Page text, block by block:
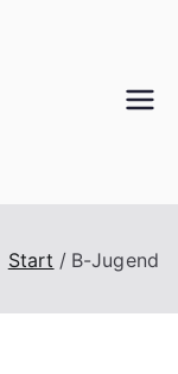
Start B-Jugend